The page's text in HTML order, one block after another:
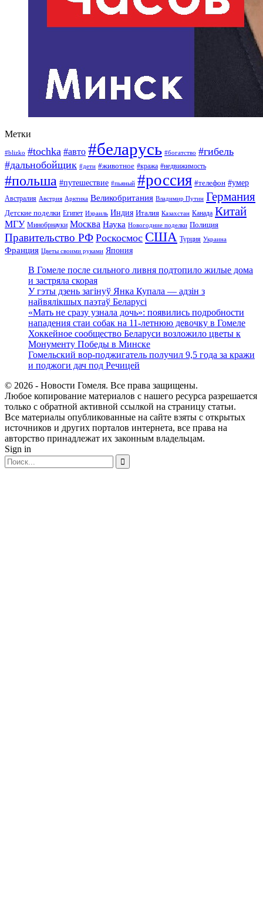
Метки
#blizko #tochka #авто #беларусь #богатство #гибель
#дальнобойщик #дети #животное #кража #недвижимость
#польша #путешествие #пьяный #россия #телефон #умер
Австралия Австрия Арктика Великобритания Владимир Путин Германия
Детские поделки Египет Израиль Индия Италия Казахстан Канада Китай
МГУ Минобрнауки Москва Наука Новогодние поделки Полиция
Правительство РФ Роскосмос США Турция Украина
Франция Цветы своими руками Япония
В Гомеле после сильного ливня подтопило жилые дома
и застряла скорая
У гэты дзень загінуў Янка Купала — адзін з
найвялікшых паэтаў Беларусі
«Мать не сразу узнала дочь»: появились подробности
нападения стаи собак на 11-летнюю девочку в Гомеле
Хоккейное сообщество Беларуси возложило цветы к
Монументу Победы в Минске
Гомельский вор-поджигатель получил 9,5 года за кражи
и поджоги дач под Речицей
© 2026 - Новости Гомеля. Все права защищены.
Любое копирование материалов с нашего ресурса разрешается
только с обратной активной ссылкой на страницу статьи.
Все материалы опубликованные на сайте взяты с открытых
источников и других порталов интернета, все права на
авторство принадлежат их законным владельцам.
Sign in